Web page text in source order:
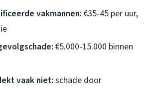
vakmannen: €35-45 per uur,
€5.000-15.000 binnen
vaak niet: schade door